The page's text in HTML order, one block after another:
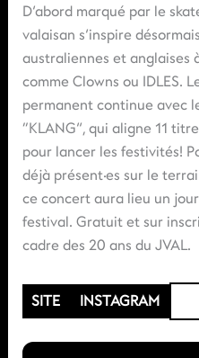
D’abord marqué par le
valaisan s’inspire
australiennes et anglaises
comme Clowns ou IDLES.
permanent continue avec
“KLANG”, qui aligne 11
pour lancer les festivités!
déjà présent·es sur le
ce concert aura lieu un
festival. Gratuit et sur
cadre des 20 ans du JVAL.
SITE INSTAGRAM